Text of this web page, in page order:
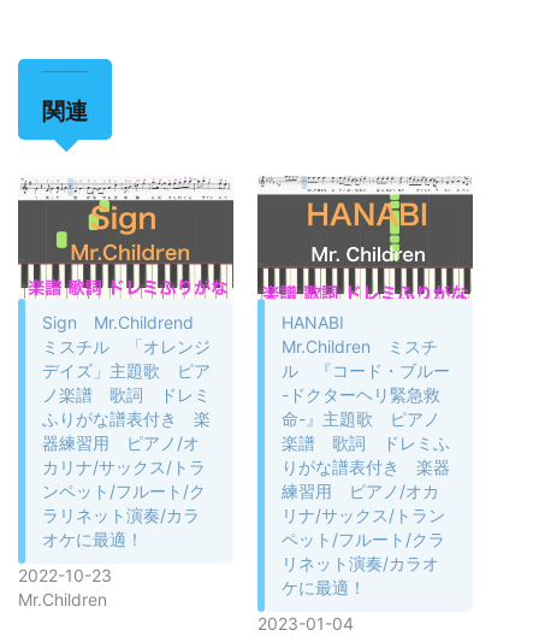
関連
Sign Mr.Childrend
ミスチル 「オレンジ
デイズ」主題歌 ピア
ノ楽譜 歌詞 ドレミ
ふりがな譜表付き 楽
器練習用 ピアノ/オ
カリナ/サックス/トラ
ンペット/フルート/ク
ラリネット演奏/カラ
オケに最適！
2022-10-23
Mr.Children
HANABI
Mr.Children ミスチ
ル 『コード・ブルー
-ドクターヘリ緊急救
命-』主題歌 ピアノ
楽譜 歌詞 ドレミふ
りがな譜表付き 楽器
練習用 ピアノ/オカ
リナ/サックス/トラン
ペット/フルート/クラ
リネット演奏/カラオ
ケに最適！
2023-01-04